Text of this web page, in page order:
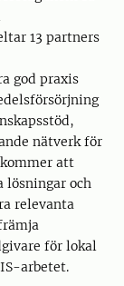
13 partners
god praxis
nätverk för
att
lösningar och
relevanta
för lokal
arbetet.